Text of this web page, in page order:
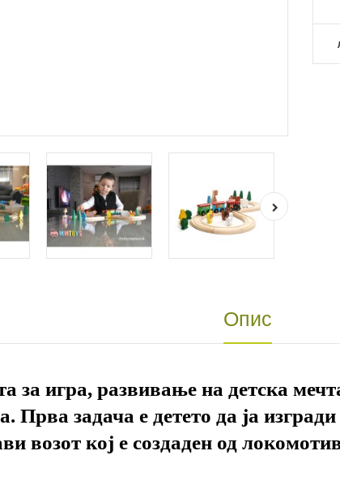
Опис
за игра, развивање на детска
Прва задача е детето да ја
возот кој е создаден од